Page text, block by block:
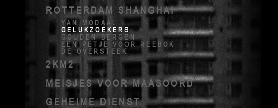
ROTTERDAM SHANGHAI
YAN MODAAL
GELUKZOEKERS
GOUDEN BERGEN
EEN PETJE VOOR REEBOK
DE OVERSTEEK
2KM2
MEISJES VOOR MAASOORD
GEHEIME DIENST